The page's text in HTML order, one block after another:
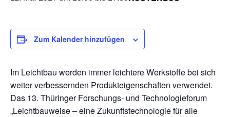
Im Leichtbau werden immer leichtere Werkstoffe bei sich
weiter verbessernden Produkteigenschaften verwendet.
Das 13. Thüringer Forschungs- und Technologieforum
„Leichtbauweise – eine Zukunftstechnologie für alle
Zum Kalender hinzufügen